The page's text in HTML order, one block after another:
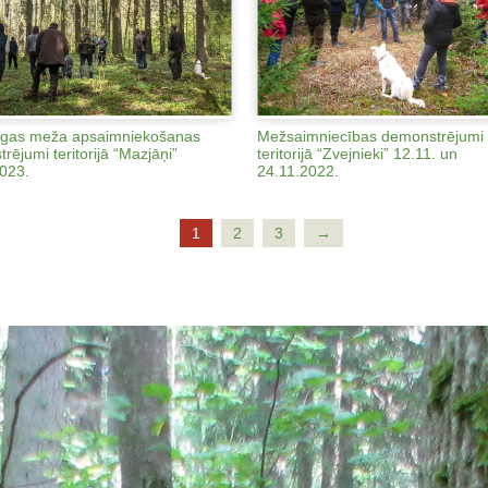
meža apsaimniekošanas
teritorijā “Mazjāņi”
Mežsaimniecības demonstrējumi
teritorijā “Zvejnieki” 12.11. un
24.11.2022.
1 2 3 →